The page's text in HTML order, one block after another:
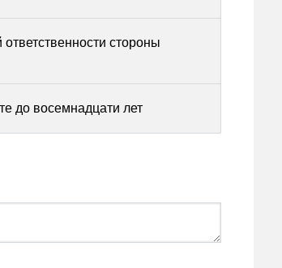
стороны
до восемнадцати лет